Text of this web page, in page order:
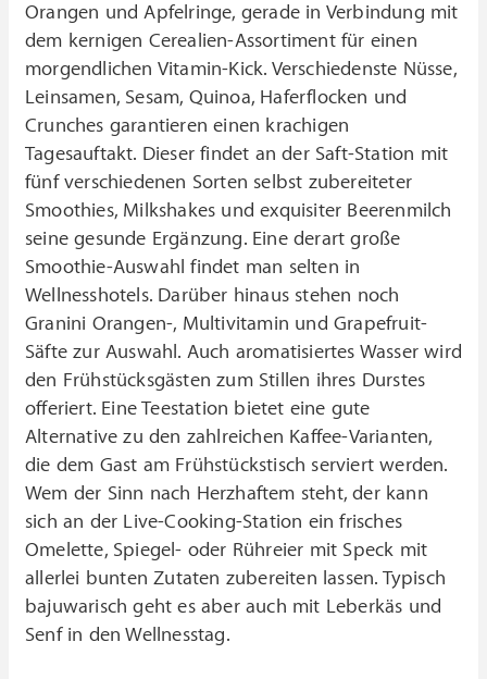
Orangen und Apfelringe, gerade in Verbindung mit
dem kernigen Cerealien-Assortiment für einen
morgendlichen Vitamin-Kick. Verschiedenste Nüsse,
Leinsamen, Sesam, Quinoa, Haferflocken und
Crunches garantieren einen krachigen
Tagesauftakt. Dieser findet an der Saft-Station mit
fünf verschiedenen Sorten selbst zubereiteter
Smoothies, Milkshakes und exquisiter Beerenmilch
seine gesunde Ergänzung. Eine derart große
Smoothie-Auswahl findet man selten in
Wellnesshotels. Darüber hinaus stehen noch
Granini Orangen-, Multivitamin und Grapefruit-
Säfte zur Auswahl. Auch aromatisiertes Wasser wird
den Frühstücksgästen zum Stillen ihres Durstes
offeriert. Eine Teestation bietet eine gute
Alternative zu den zahlreichen Kaffee-Varianten,
die dem Gast am Frühstückstisch serviert werden.
Wem der Sinn nach Herzhaftem steht, der kann
sich an der Live-Cooking-Station ein frisches
Omelette, Spiegel- oder Rühreier mit Speck mit
allerlei bunten Zutaten zubereiten lassen. Typisch
bajuwarisch geht es aber auch mit Leberkäs und
Senf in den Wellnesstag.